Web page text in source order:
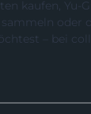
kaufen, Yu-
oder
– bei